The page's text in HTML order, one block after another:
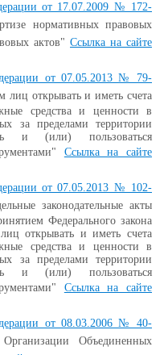
от 17.07.2009 № 172-
нормативных правовых
актов" Ссылка на сайте
от 07.05.2013 № 79-
лиц открывать и иметь счета
средства и ценности в
за пределами территории
и (или) пользоваться
Ссылка на сайте
от 07.05.2013 № 102-
законодательные акты
Федерального закона
открывать и иметь счета
средства и ценности в
за пределами территории
и (или) пользоваться
Ссылка на сайте
от 08.03.2006 № 40-
Объединенных